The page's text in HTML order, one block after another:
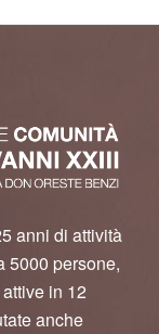
anni di attività
5000 persone,
in 12
anche